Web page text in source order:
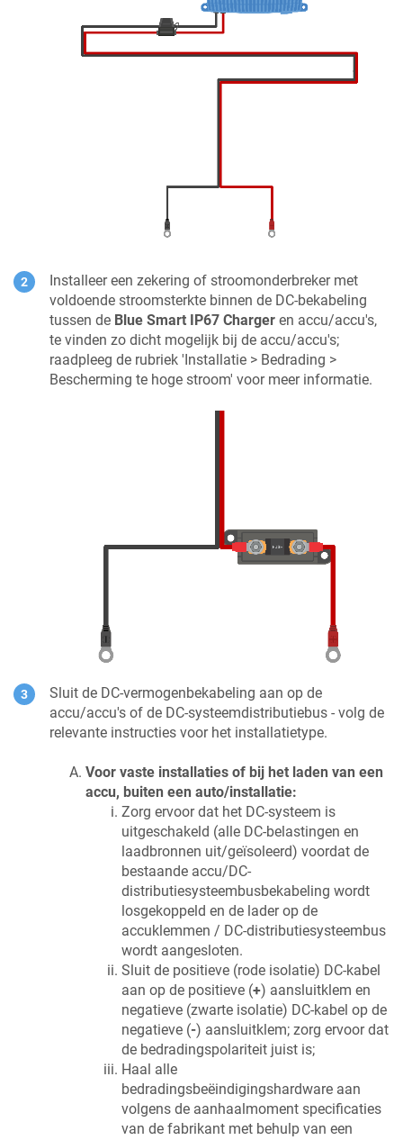
Installeer een zekering of stroomonderbreker met
voldoende stroomsterkte binnen de DC-bekabeling
tussen de Blue Smart IP67 Charger en accu/accu's,
te vinden zo dicht mogelijk bij de accu/accu's;
raadpleeg de rubriek 'Installatie > Bedrading >
Bescherming te hoge stroom' voor meer informatie.
Sluit de DC-vermogenbekabeling aan op de
accu/accu's of de DC-systeemdistributiebus - volg de
relevante instructies voor het installatietype.
Voor vaste installaties of bij het laden van een
accu, buiten een auto/installatie:
Zorg ervoor dat het DC-systeem is
uitgeschakeld (alle DC-belastingen en
laadbronnen uit/geïsoleerd) voordat de
bestaande accu/DC-
distributiesysteembusbekabeling wordt
losgekoppeld en de lader op de
accuklemmen / DC-distributiesysteembus
wordt aangesloten.
Sluit de positieve (rode isolatie) DC-kabel
aan op de positieve (+) aansluitklem en
negatieve (zwarte isolatie) DC-kabel op de
negatieve (-) aansluitklem; zorg ervoor dat
de bedradingspolariteit juist is;
Haal alle
bedradingsbeëindigingshardware aan
volgens de aanhaalmoment specificaties
van de fabrikant met behulp van een